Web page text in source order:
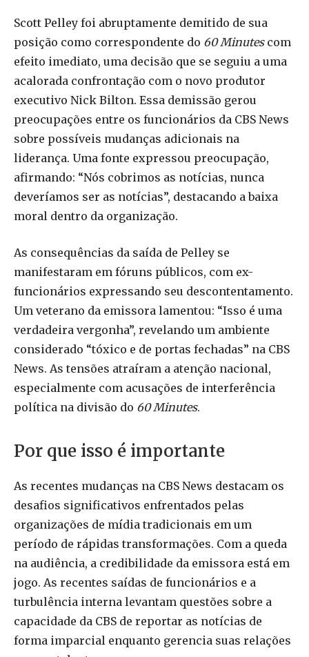
Scott Pelley foi abruptamente demitido de sua
posição como correspondente do 60 Minutescom
efeito imediato, uma decisão que se seguiu a uma
acalorada confrontação com o novo produtor
executivo Nick Bilton. Essa demissão gerou
preocupações entre os funcionários da CBS News
sobre possíveis mudanças adicionais na
liderança. Uma fonte expressou preocupação,
afirmando: “Nós cobrimos as notícias, nunca
deveríamos ser as notícias”, destacando a baixa
moral dentro da organização.
As consequências da saída de Pelley se
manifestaram em fóruns públicos, com ex-
funcionários expressando seu descontentamento.
Um veterano da emissora lamentou: “Isso é uma
verdadeira vergonha”, revelando um ambiente
considerado “tóxico e de portas fechadas” na CBS
News. As tensões atraíram a atenção nacional,
especialmente com acusações de interferência
política na divisão do 60 Minutes.
Por que isso é importante
As recentes mudanças na CBS News destacam os
desafios significativos enfrentados pelas
organizações de mídia tradicionais em um
período de rápidas transformações. Com a queda
na audiência, a credibilidade da emissora está em
jogo. As recentes saídas de funcionários e a
turbulência interna levantam questões sobre a
capacidade da CBS de reportar as notícias de
forma imparcial enquanto gerencia suas relações